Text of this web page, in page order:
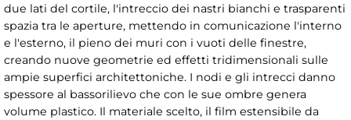
due lati del cortile, l'intreccio dei nastri bianchi e trasparenti
spazia tra le aperture, mettendo in comunicazione l'interno
e l'esterno, il pieno dei muri con i vuoti delle finestre,
creando nuove geometrie ed effetti tridimensionali sulle
ampie superfici architettoniche. I nodi e gli intrecci danno
spessore al bassorilievo che con le sue ombre genera
volume plastico. Il materiale scelto, il film estensibile da